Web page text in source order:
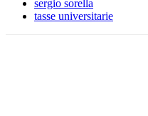
sergio sorella
tasse universitarie